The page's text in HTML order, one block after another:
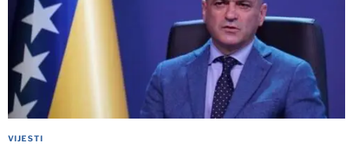
VIJESTI